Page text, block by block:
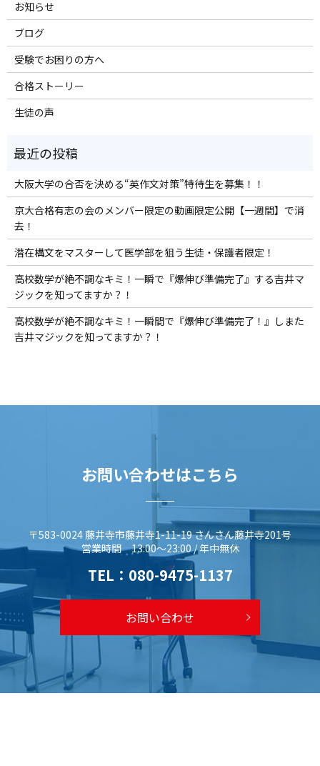
お知らせ
ブログ
受験でお困りの方へ
合格ストーリー
生徒の声
大阪大学の合否を決める“英作文対策”特待生を募集！！
京大合格有志の会のメンバー限定の動画限定公開【一週間】で消
去！
潜在構文をマスターして医学部を狙う生徒・保護者限定！
高校数学が絶不調なキミ！一瞬で『爆伸び準備完了』する吉井マ
ジックを知ってますか？！
高校数学が絶不調なキミ！一瞬間で『爆伸び準備完了！』しまた
吉井マジックを知ってますか？！
お問い合わせはこちら
〒583-0024 藤井寺市藤井寺1-11-19 さんさん藤井寺201号
営業時間 13:00～23:00 / 年中無休
TEL： 080-9475-1137
お問い合わせ